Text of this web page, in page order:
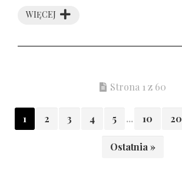
WIĘCEJ
Strona 1 z 60
1 2 3 4 5 ... 10 20
Ostatnia »